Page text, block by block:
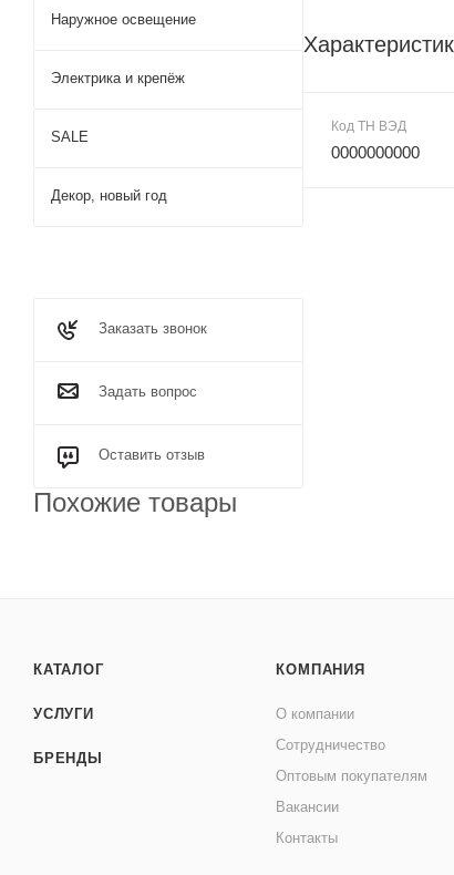
Код ТН ВЭД
0000000000
Наружное освещение
Электрика и крепёж
SALE
Декор, новый год
Заказать звонок
Задать вопрос
Оставить отзыв
Похожие товары
КАТАЛОГ
УСЛУГИ
БРЕНДЫ
КОМПАНИЯ
О компании
Сотрудничество
Оптовым покупателям
Вакансии
Контакты